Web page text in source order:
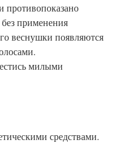
противопоказано
применения
веснушки появляются
милыми
средствами.